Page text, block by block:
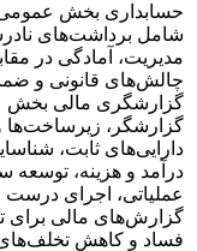
حسابداری بخش
شامل برداشت‌های
مدیریت، آمادگی در
چالش‌های قانونی و
گزارشگری مالی بخش
گزارشگر، زیرساخت‌ها
دارایی‌های ثابت،
درآمد و هزینه، توسعه
عملیاتی، اجرای درست
گزارش‌های مالی برای
فساد و کاهش تخلف‌های